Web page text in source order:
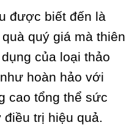
được biết đến là
quý giá mà thiên
của loại thảo
hoàn hảo với
cao tổng thể sức
trị hiệu quả.